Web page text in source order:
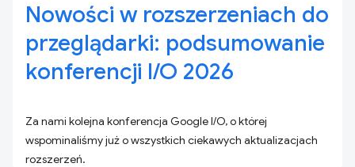
Nowości w rozszerzeniach do
przeglądarki: podsumowanie
konferencji I/O 2026
Za nami kolejna konferencja Google I/O, o której
wspominaliśmy już o wszystkich ciekawych aktualizacjach
rozszerzeń.